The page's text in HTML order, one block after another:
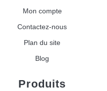
Mon compte
Contactez-nous
Plan du site
Blog
Produits